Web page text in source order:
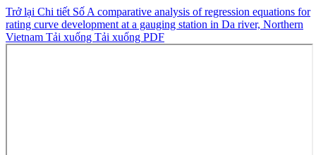
Trở lại Chi tiết Số A comparative analysis of regression equations for
rating curve development at a gauging station in Da river, Northern
Vietnam Tải xuống Tải xuống PDF